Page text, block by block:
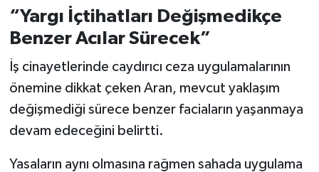
“Yargı İçtihatları Değişmedikçe
Benzer Acılar Sürecek”
İş cinayetlerinde caydırıcı ceza uygulamalarının
önemine dikkat çeken Aran, mevcut yaklaşım
değişmediği sürece benzer faciaların yaşanmaya
devam edeceğini belirtti.
Yasaların aynı olmasına rağmen sahada uygulama